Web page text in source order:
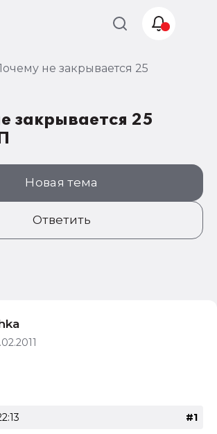
не закрывается 25
закрывается 25
Новая тема
Ответить
#1